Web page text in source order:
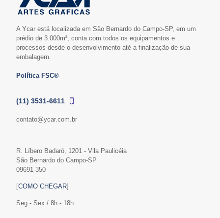
A Ycar está localizada em São Bernardo do Campo-SP, em um
prédio de 3.000m², conta com todos os equipamentos e
processos desde o desenvolvimento até a finalização de sua
embalagem.
Política FSC®
(11) 3531-6611
contato@ycar.com.br
R. Líbero Badaró, 1201 - Vila Paulicéia
São Bernardo do Campo-SP
09691-350
[COMO CHEGAR]
Seg - Sex / 8h - 18h